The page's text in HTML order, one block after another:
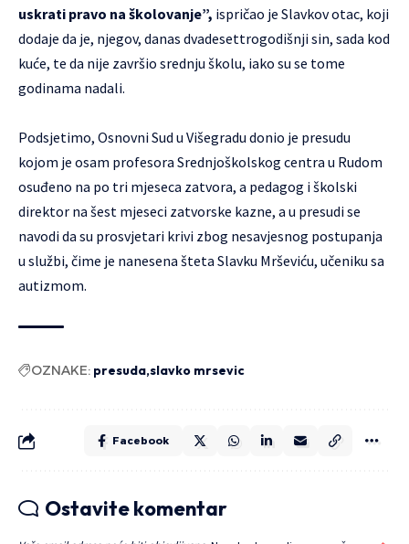
uskrati pravo na školovanje”, ispričao je Slavkov otac, koji
dodaje da je, njegov, danas dvadesettrogodišnji sin, sada kod
kuće, te da nije završio srednju školu, iako su se tome
godinama nadali.
Podsjetimo, Osnovni Sud u Višegradu donio je presudu
kojom je osam profesora Srednjoškolskog centra u Rudom
osuđeno na po tri mjeseca zatvora, a pedagog i školski
direktor na šest mjeseci zatvorske kazne, a u presudi se
navodi da su prosvjetari krivi zbog nesavjesnog postupanja
u službi, čime je nanesena šteta Slavku Mrševiću, učeniku sa
autizmom.
OZNAKE: presuda slavko mrsevic
Facebook
Ostavite komentar